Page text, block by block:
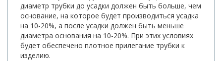
диаметр трубки до усадки должен быть больше, чем
основание, на которое будет производиться усадка
на 10-20%, а после усадки должен быть меньше
диаметра основания на 10-20%. При этих условиях
будет обеспечено плотное прилегание трубки к
изделию.